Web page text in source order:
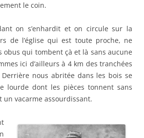
le coin.
on s’enhardit et on circule sur la
de l’église qui est toute proche, ne
obus qui tombent çà et là sans aucune
ici d’ailleurs à 4 km des tranchées
nous abritée dans les bois se
lourde dont les pièces tonnent sans
vacarme assourdissant.